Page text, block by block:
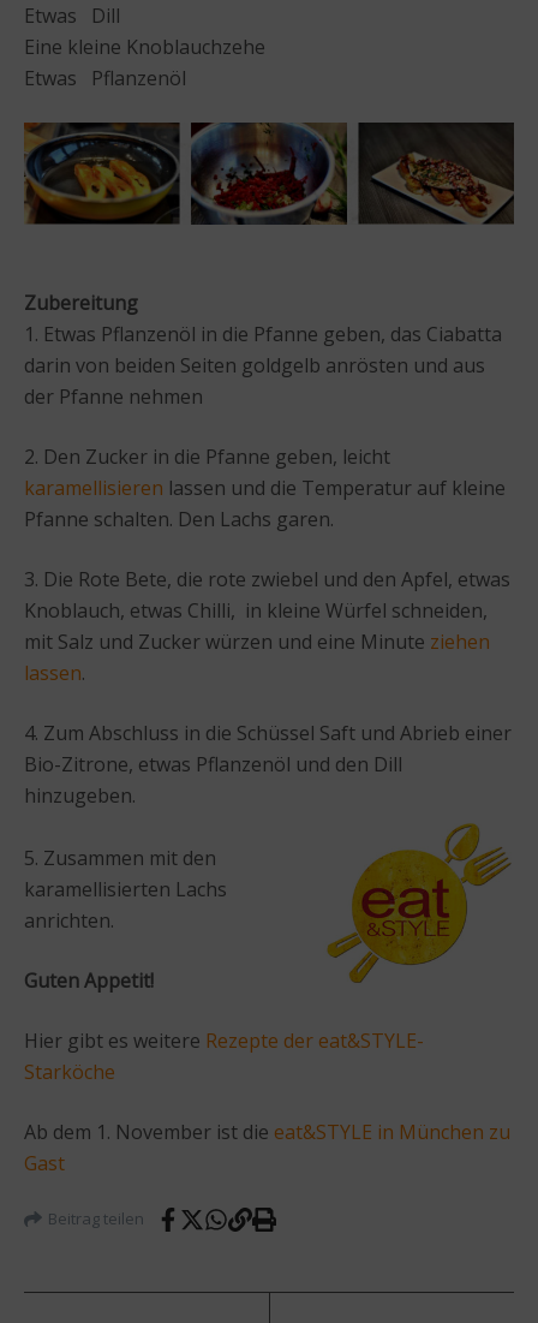
Etwas Dill
Eine kleine Knoblauchzehe
Etwas Pflanzenöl
Zubereitung
1. Etwas Pflanzenöl in die Pfanne geben, das Ciabatta
darin von beiden Seiten goldgelb anrösten und aus
der Pfanne nehmen
2. Den Zucker in die Pfanne geben, leicht
karamellisieren lassen und die Temperatur auf kleine
Pfanne schalten. Den Lachs garen.
3. Die Rote Bete, die rote zwiebel und den Apfel, etwas
Knoblauch, etwas Chilli, in kleine Würfel schneiden,
mit Salz und Zucker würzen und eine Minute ziehen
lassen.
4. Zum Abschluss in die Schüssel Saft und Abrieb einer
Bio-Zitrone, etwas Pflanzenöl und den Dill
hinzugeben.
5. Zusammen mit den
karamellisierten Lachs
anrichten.
Guten Appetit!
Hier gibt es weitere Rezepte der eat&STYLE-
Starköche
Ab dem 1. November ist die eat&STYLE in München zu
Gast
Beitrag teilen